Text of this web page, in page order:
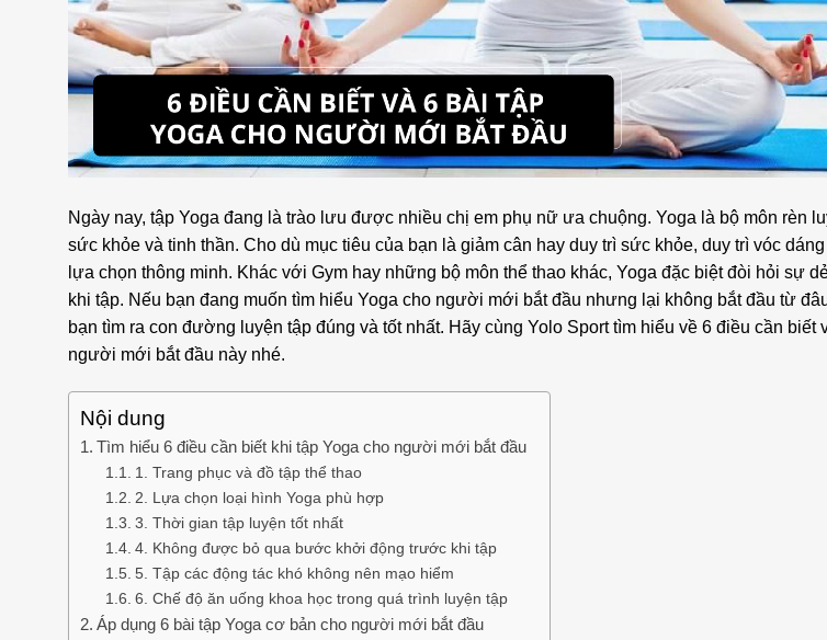
Ngày nay, tập Yoga đang là trào lưu được nhiều chị em phụ nữ ưa chuộng. Yoga là bộ môn rèn
sức khỏe và tinh thần. Cho dù mục tiêu của bạn là giảm cân hay duy trì sức khỏe, duy trì vóc
lựa chọn thông minh. Khác với Gym hay những bộ môn thể thao khác, Yoga đặc biệt đòi hỏi sự
khi tập. Nếu bạn đang muốn tìm hiểu Yoga cho người mới bắt đầu nhưng lại không bắt đầu từ
bạn tìm ra con đường luyện tập đúng và tốt nhất. Hãy cùng Yolo Sport tìm hiểu về 6 điều cần biết
người mới bắt đầu này nhé.
Nội dung
Tìm hiểu 6 điều cần biết khi tập Yoga cho người mới bắt đầu
1. Trang phục và đồ tập thể thao
2. Lựa chọn loại hình Yoga phù hợp
3. Thời gian tập luyện tốt nhất
4. Không được bỏ qua bước khởi động trước khi tập
5. Tập các động tác khó không nên mạo hiểm
6. Chế độ ăn uống khoa học trong quá trình luyện tập
Áp dụng 6 bài tập Yoga cơ bản cho người mới bắt đầu